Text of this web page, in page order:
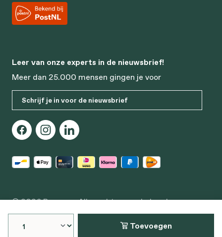
Toevoegen
Leer van onze experts in de nieuwsbrief!
Meer dan 25.000 mensen gingen je voor
Schrijf je in voor de nieuwsbrief
© 2026 Bonusan. Alle rechten voorbehouden
Edisonstraat 64, 3281 NC Numansdorp